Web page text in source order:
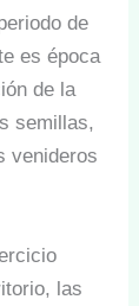
de
es época
de la
semillas,
venideros
las